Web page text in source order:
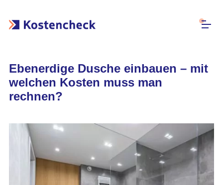
Ebenerdige Dusche einbauen – mit
welchen Kosten muss man
rechnen?